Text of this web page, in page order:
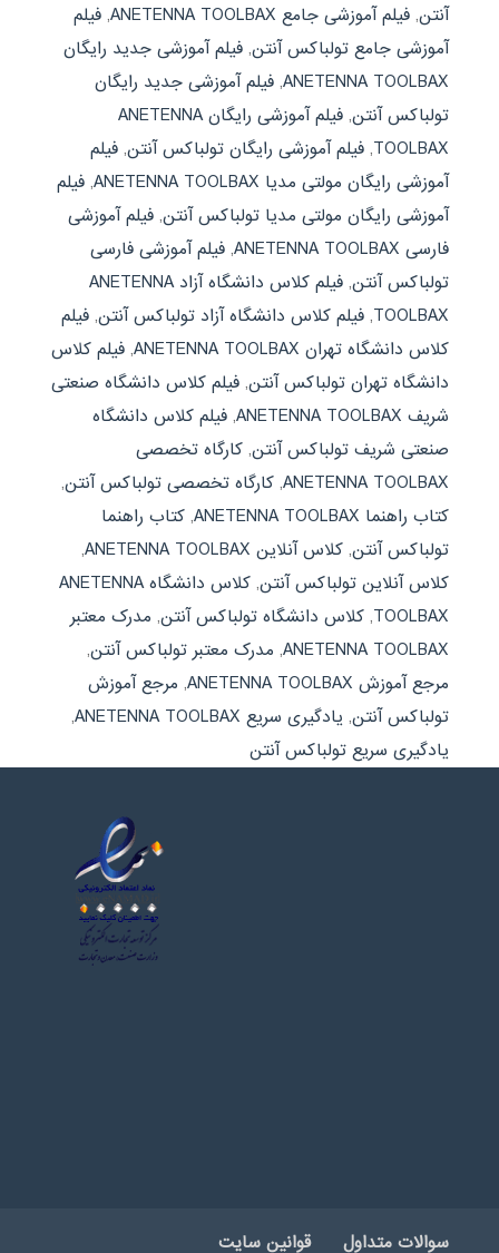
آنتن, فیلم آموزشی جامع ANETENNA TOOLBAX , فیلم
آموزشی جامع تولباکس آنتن, فیلم آموزشی جدید رایگان
ANETENNA TOOLBAX
, فیلم آموزشی جدید رایگان
تولباکس آنتن,
فیلم آموزشی رایگان ANETENNA
TOOLBAX
, فیلم آموزشی رایگان تولباکس آنتن, فیلم
آموزشی رایگان مولتی مدیا ANETENNA TOOLBAX
, فیلم
آموزشی رایگان مولتی مدیا تولباکس آنتن, فیلم آموزشی
فارسی ANETENNA TOOLBAX
, فیلم آموزشی فارسی
تولباکس آنتن,
فیلم کلاس دانشگاه آزاد ANETENNA
TOOLBAX
, فیلم کلاس دانشگاه آزاد تولباکس آنتن, فیلم
کلاس دانشگاه تهران ANETENNA TOOLBAX
, فیلم کلاس
دانشگاه تهران تولباکس آنتن, فیلم کلاس دانشگاه صنعتی
شریف ANETENNA TOOLBAX
, فیلم کلاس دانشگاه
صنعتی شریف تولباکس آنتن, کارگاه تخصصی
ANETENNA TOOLBAX
, کارگاه تخصصی تولباکس آنتن,
کتاب راهنما ANETENNA TOOLBAX
, کتاب راهنما
تولباکس آنتن, کلاس آنلاین ANETENNA TOOLBAX
,
کلاس آنلاین تولباکس آنتن,
کلاس دانشگاه ANETENNA
TOOLBAX
, کلاس دانشگاه تولباکس آنتن, مدرک معتبر
ANETENNA TOOLBAX
, مدرک معتبر تولباکس آنتن,
مرجع آموزش ANETENNA TOOLBAX
, مرجع آموزش
تولباکس آنتن, یادگیری سریع ANETENNA TOOLBAX
,
یادگیری سریع تولباکس آنتن
سوالات متداول قوانین سایت